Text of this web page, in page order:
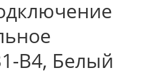
B4, Белый